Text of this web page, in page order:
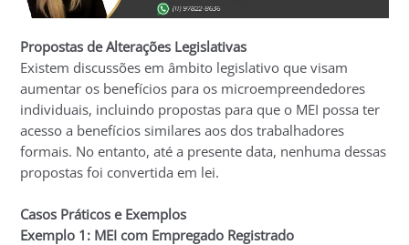
Propostas de Alterações Legislativas
Existem discussões em âmbito legislativo que visam
aumentar os benefícios para os microempreendedores
individuais, incluindo propostas para que o MEI possa ter
acesso a benefícios similares aos dos trabalhadores
formais. No entanto, até a presente data, nenhuma dessas
propostas foi convertida em lei.
Casos Práticos e Exemplos
Exemplo 1: MEI com Empregado Registrado